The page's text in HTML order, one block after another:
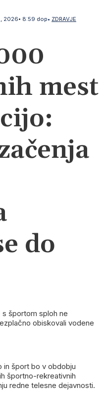
2026• 8:59 dop• ZDRAVJE
mest
do
s športom sploh ne
obiskovali vodene
in šport bo v obdobju
športno-rekreativnih
redne telesne dejavnosti.